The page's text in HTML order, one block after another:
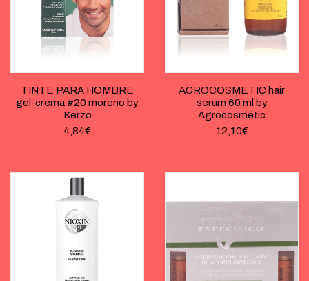
TINTE PARA HOMBRE
gel-crema #20 moreno by
Kerzo
4,84€
AGROCOSMETIC hair
serum 60 ml by
Agrocosmetic
12,10€